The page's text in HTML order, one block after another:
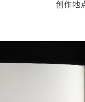
创作地